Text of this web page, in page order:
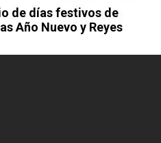
de días festivos de
Año Nuevo y Reyes